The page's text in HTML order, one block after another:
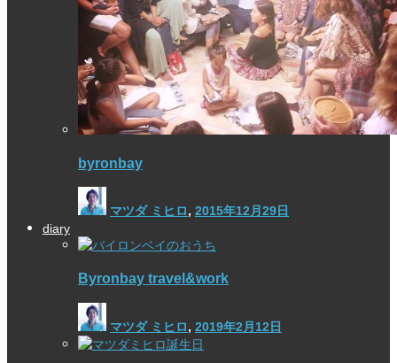
byronbay
マツダ ミヒロ, 2015年12月29日
diary
Byronbay travel&work
マツダ ミヒロ, 2019年2月12日